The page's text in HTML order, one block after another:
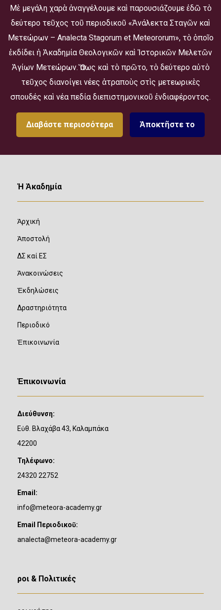
Μὲ μεγάλη χαρὰ ἀναγγέλουμε καὶ παρουσιάζουμε ἐδῶ τὸ
δεύτερο τεῦχος τοῦ περιοδικοῦ «Ἀνάλεκτα Σταγῶν καὶ
Μετεώρων – Analecta Stagorum et Meteororum», τὸ ὁποῖο
ἐκδίδει ἡ Ἀκαδημία Θεολογικῶν καὶ Ἱστορικῶν Μελετῶν
Ἁγίων Μετεώρων. Ὅπως καὶ τὸ πρῶτο, τὸ δεύτερο αὐτὸ
τεῦχος διανοίγει νέες ἀτραποὺς στὶς μετεωρικὲς
σπουδές καὶ νέα πεδία διεπιστημονικοῦ ἐνδιαφέροντος.
Διαβάστε περισσότερα Ἀποκτῆστε το
Ἡ Ἀκαδημία
Ἀρχική
Ἀποστολή
ΔΣ καί ΕΣ
Ἀνακοινώσεις
Ἐκδηλώσεις
Δραστηριότητα
Περιοδικό
Ἐπικοινωνία
Ἐπικοινωνία
Διεύθυνση:
Εὐθ. Βλαχάβα 43, Καλαμπάκα
42200
Τηλέφωνο:
24320 22752
Email:
info@meteora-academy.gr
Email Περιοδικοῦ:
analecta@meteora-academy.gr
Ὅροι & Πολιτικές